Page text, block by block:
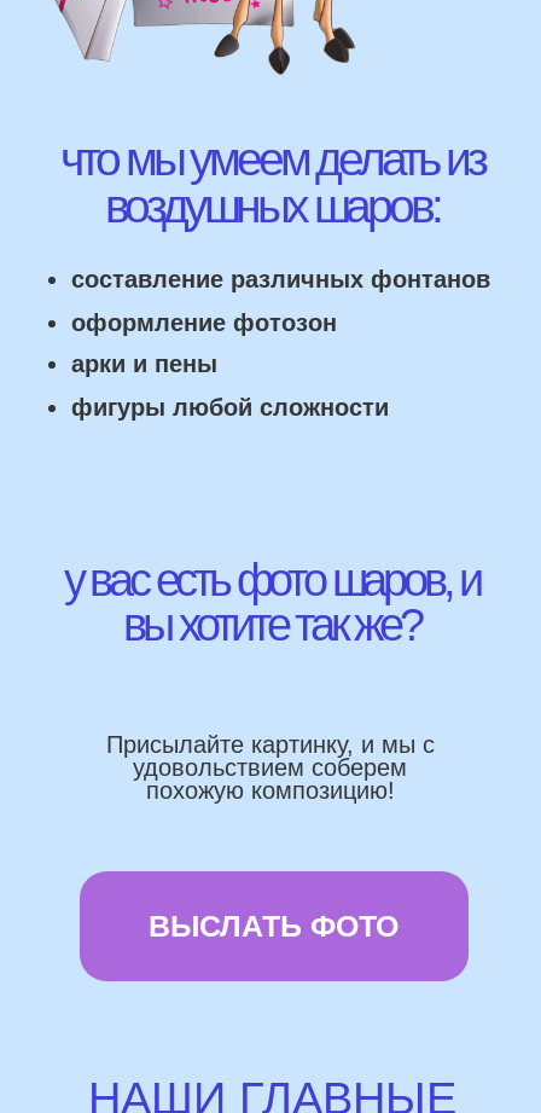
ВЫСЛАТЬ ФОТО
Работаем напрямую, без посредника
Предоставляем гарантию полета
Бонусы и скидки постоянным
покупателям
НАШИ ГЛАВНЫЕ
ПРЕИМУЩЕСТВА